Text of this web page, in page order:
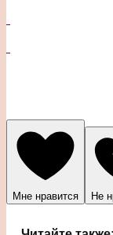
Мне нравится Не